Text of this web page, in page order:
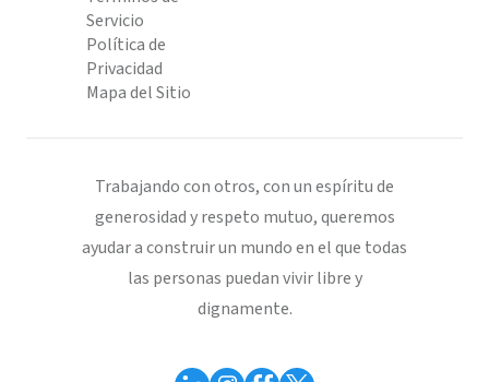
Servicio
Política de
Privacidad
Mapa del Sitio
Trabajando con otros, con un espíritu de
generosidad y respeto mutuo, queremos
ayudar a construir un mundo en el que todas
las personas puedan vivir libre y
dignamente.